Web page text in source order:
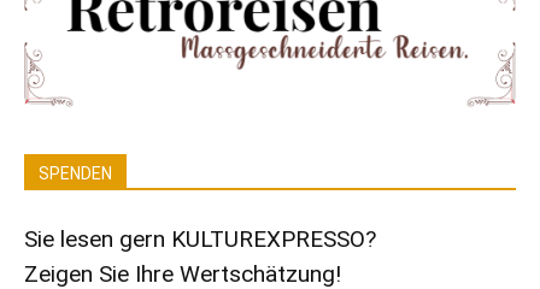
SPENDEN
Sie lesen gern KULTUREXPRESSO?
Zeigen Sie Ihre Wertschätzung!